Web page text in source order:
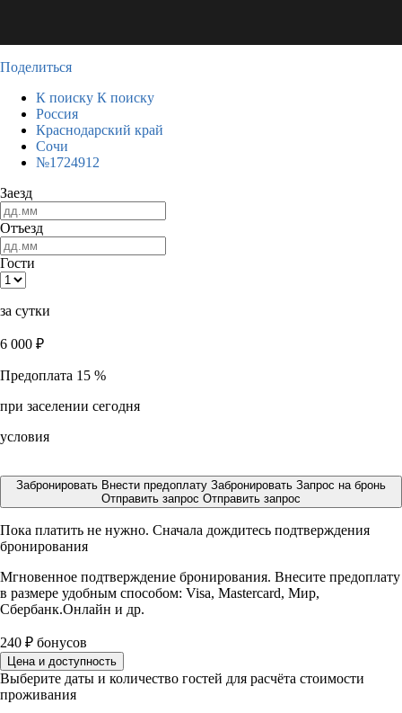
Поделиться
К поиску К поиску
Россия
Краснодарский край
Сочи
№1724912
Заезд
Отъезд
Гости
за сутки
6 000 ₽
Предоплата 15 %
при заселении сегодня
условия
Забронировать Внести предоплату Забронировать Запрос на бронь
Отправить запрос Отправить запрос
Пока платить не нужно. Сначала дождитесь подтверждения
бронирования
Мгновенное подтверждение бронирования. Внесите предоплату
в размере удобным способом: Visa, Mastercard, Мир,
Сбербанк.Онлайн и др.
240 ₽ бонусов
Цена и доступность
Выберите даты и количество гостей для расчёта стоимости
проживания